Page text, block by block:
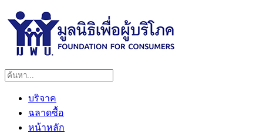
บริจาค
ฉลาดซื้อ
หน้าหลัก